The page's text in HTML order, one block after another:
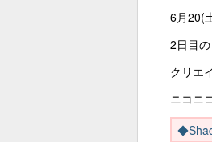
6月20(
2日目
クリエ
ニコニ